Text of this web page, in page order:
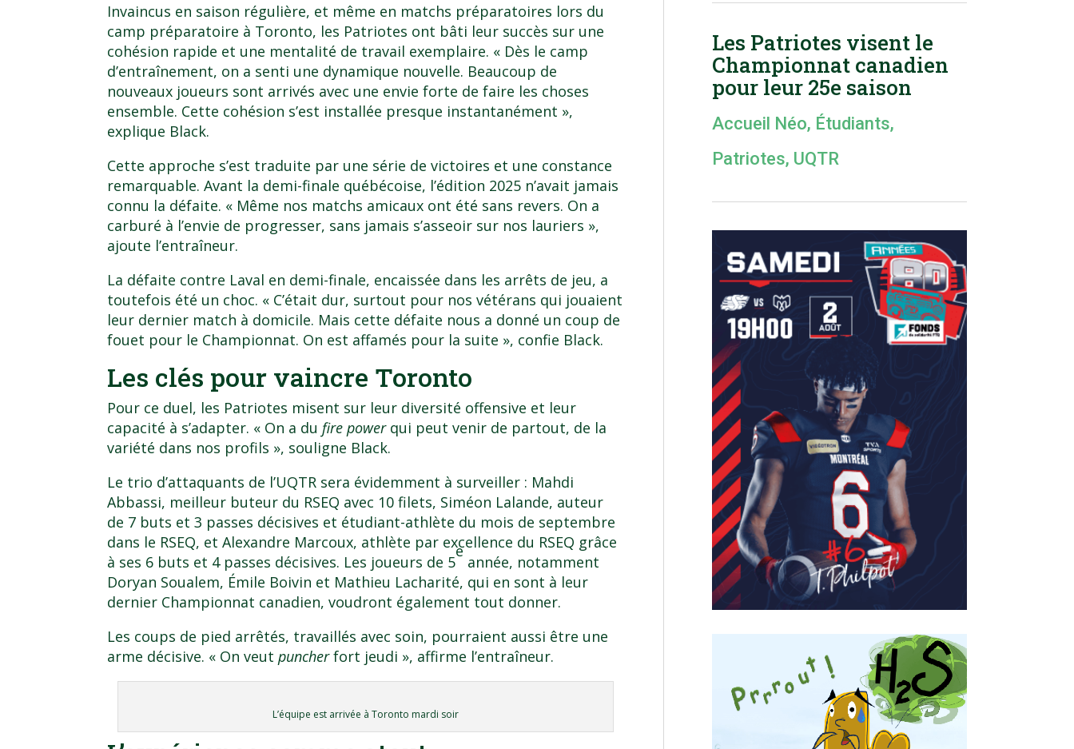
Invaincus en saison régulière, et même en matchs préparatoires lors du
camp préparatoire à Toronto, les Patriotes ont bâti leur succès sur une
cohésion rapide et une mentalité de travail exemplaire. « Dès le camp
d’entraînement, on a senti une dynamique nouvelle. Beaucoup de
nouveaux joueurs sont arrivés avec une envie forte de faire les choses
ensemble. Cette cohésion s’est installée presque instantanément »,
explique Black.
Cette approche s’est traduite par une série de victoires et une constance
remarquable. Avant la demi-finale québécoise, l’édition 2025 n’avait jamais
connu la défaite. « Même nos matchs amicaux ont été sans revers. On a
carburé à l’envie de progresser, sans jamais s’asseoir sur nos lauriers »,
ajoute l’entraîneur.
La défaite contre Laval en demi-finale, encaissée dans les arrêts de jeu, a
toutefois été un choc. « C’était dur, surtout pour nos vétérans qui jouaient
leur dernier match à domicile. Mais cette défaite nous a donné un coup de
fouet pour le Championnat. On est affamés pour la suite », confie Black.
Les clés pour vaincre Toronto
Pour ce duel, les Patriotes misent sur leur diversité offensive et leur
capacité à s’adapter. « On a dufire powerqui peut venir de partout, de la
variété dans nos profils », souligne Black.
Le trio d’attaquants de l’UQTR sera évidemment à surveiller : Mahdi
Abbassi, meilleur buteur du RSEQ avec 10 filets, Siméon Lalande, auteur
de 7 buts et 3 passes décisives et étudiant-athlète du mois de septembre
dans le RSEQ, et Alexandre Marcoux, athlète par excellence du RSEQ grâce
à ses 6 buts et 4 passes décisives. Les joueurs de 5
e
année, notamment
Doryan Soualem, Émile Boivin et Mathieu Lacharité, qui en sont à leur
dernier Championnat canadien, voudront également tout donner.
Les coups de pied arrêtés, travaillés avec soin, pourraient aussi être une
arme décisive. « On veutpuncherfort jeudi », affirme l’entraîneur.
L’équipe est arrivée à Toronto mardi soir
Les Patriotes visent le
Championnat canadien
pour leur 25e saison
Accueil Néo, Étudiants,
Patriotes, UQTR